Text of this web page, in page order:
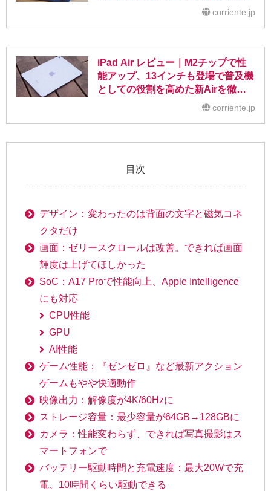
わせて2in1 PCライクな使い方が魅
corriente.jp
iPad Air レビュー｜M2チップで性
能アップ、13インチも登場で普及機
としての役割を高めた新Airを徹底
corriente.jp
目次
デザイン：変わったのは背面の文字と磁気コネ
クタだけ
画面：ゼリースクロールは改善。できれば画面
輝度は上げてほしかった
SoC：A17 Proで性能向上、Apple Intelligence
にも対応
CPU性能
GPU
AI性能
ゲーム性能：『ゼンゼロ』など最新アクション
ゲームもやや快適動作
映像出力：解像度が4K/60Hzに
ストレージ容量：最少容量が64GB→128GBに
カメラ：性能変わらず、できれば写真撮影はス
マートフォンで
バッテリー駆動時間と充電速度：最大20Wで充
電、10時間くらい駆動できる